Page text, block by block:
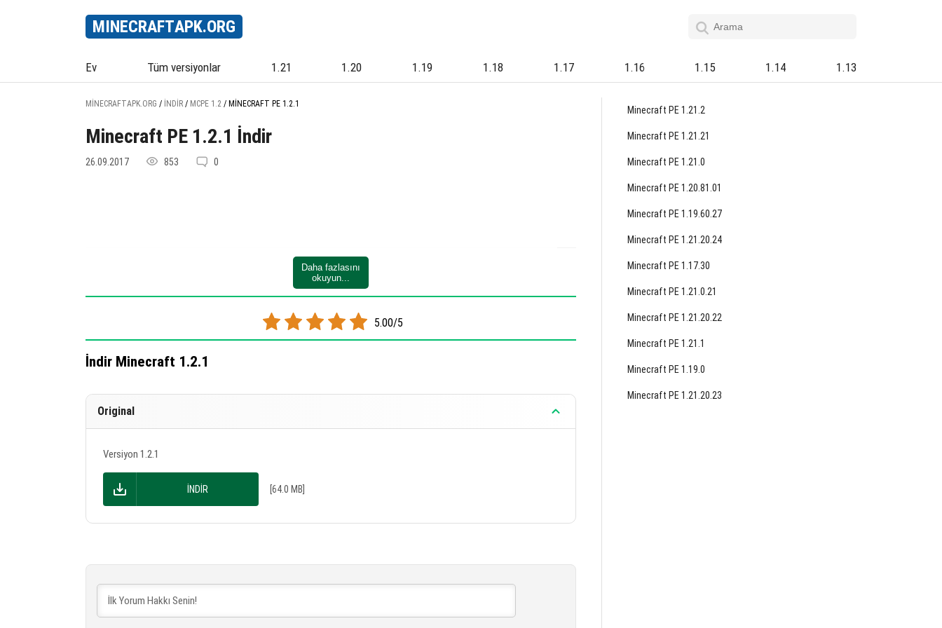
MINECRAFTAPK.ORG
Ev Tüm versiyonlar 1.21 1.20 1.19 1.18 1.17 1.16 1.15 1.14 1.13
MINECRAFTAPK.ORG / İNDIR / MCPE 1.2 / MINECRAFT PE 1.2.1
Minecraft PE 1.2.1 İndir
26.09.2017 853 0
Daha fazlasını
okuyun...
5.00/5
İndir Minecraft 1.2.1
Original
Versiyon 1.2.1
İNDIR [64.0 MB]
Minecraft PE 1.21.2
Minecraft PE 1.21.21
Minecraft PE 1.21.0
Minecraft PE 1.20.81.01
Minecraft PE 1.19.60.27
Minecraft PE 1.21.20.24
Minecraft PE 1.17.30
Minecraft PE 1.21.0.21
Minecraft PE 1.21.20.22
Minecraft PE 1.21.1
Minecraft PE 1.19.0
Minecraft PE 1.21.20.23